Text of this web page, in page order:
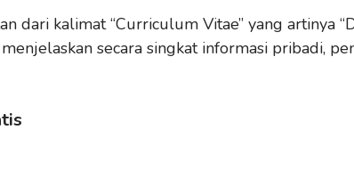
dari kalimat “Curriculum Vitae” yang artinya
secara singkat informasi pribadi,